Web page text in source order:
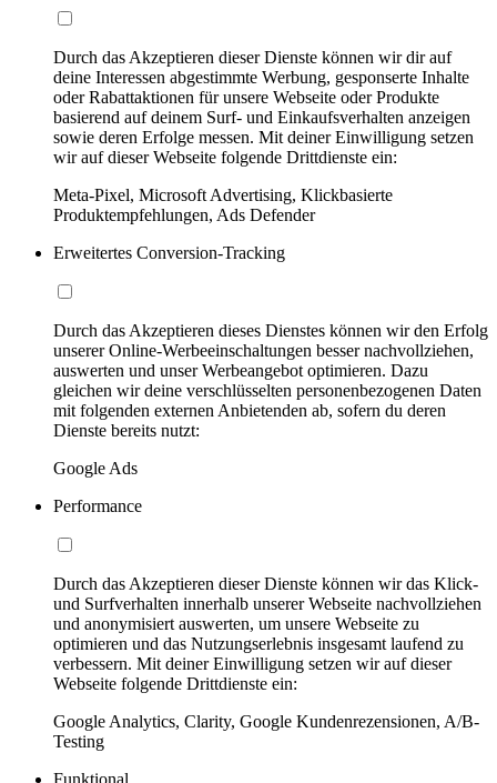
Durch das Akzeptieren dieser Dienste können wir dir auf
deine Interessen abgestimmte Werbung, gesponserte Inhalte
oder Rabattaktionen für unsere Webseite oder Produkte
basierend auf deinem Surf- und Einkaufsverhalten anzeigen
sowie deren Erfolge messen. Mit deiner Einwilligung setzen
wir auf dieser Webseite folgende Drittdienste ein:
Meta-Pixel, Microsoft Advertising, Klickbasierte
Produktempfehlungen, Ads Defender
Erweitertes Conversion-Tracking
Durch das Akzeptieren dieses Dienstes können wir den Erfolg
unserer Online-Werbeeinschaltungen besser nachvollziehen,
auswerten und unser Werbeangebot optimieren. Dazu
gleichen wir deine verschlüsselten personenbezogenen Daten
mit folgenden externen Anbietenden ab, sofern du deren
Dienste bereits nutzt:
Google Ads
Performance
Durch das Akzeptieren dieser Dienste können wir das Klick-
und Surfverhalten innerhalb unserer Webseite nachvollziehen
und anonymisiert auswerten, um unsere Webseite zu
optimieren und das Nutzungserlebnis insgesamt laufend zu
verbessern. Mit deiner Einwilligung setzen wir auf dieser
Webseite folgende Drittdienste ein:
Google Analytics, Clarity, Google Kundenrezensionen, A/B-
Testing